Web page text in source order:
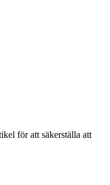
för att säkerställa att